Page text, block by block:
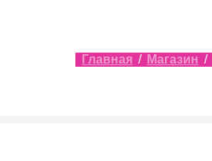
Главная / Магазин /